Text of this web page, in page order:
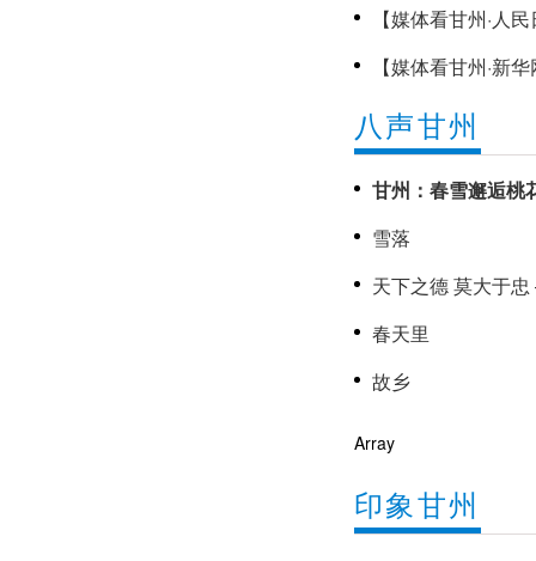
显千年古建之美
【媒体看甘州·人
千气象 | 张掖甘
【媒体看甘州·新
好”建设
八声甘州
甘州：春雪邂逅桃
雪落
春天里
故乡
Array
印象甘州